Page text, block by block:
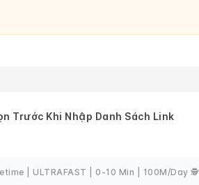
Trước Khi Nhập Danh Sách Link
| ULTRAFAST | 0-10 Min | 100M/Day